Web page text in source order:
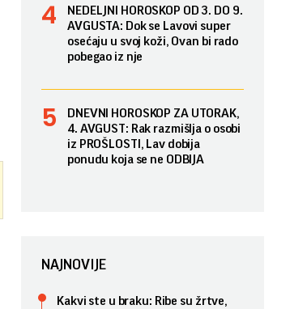
NEDELJNI HOROSKOP OD 3. DO 9.
AVGUSTA: Dok se Lavovi super
osećaju u svoj koži, Ovan bi rado
pobegao iz nje
DNEVNI HOROSKOP ZA UTORAK,
4. AVGUST: Rak razmišlja o osobi
iz PROŠLOSTI, Lav dobija
ponudu koja se ne ODBIJA
NAJNOVIJE
Kakvi ste u braku: Ribe su žrtve,